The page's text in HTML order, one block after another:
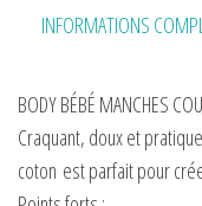
INFORMATIONS
BODY BÉBÉ MANCHES
Craquant, doux et
coton est parfait pour